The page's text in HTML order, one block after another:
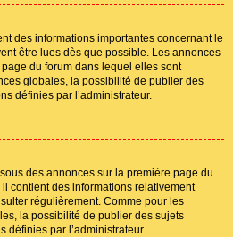
des informations importantes concernant le
être lues dès que possible. Les annonces
du forum dans lequel elles sont
globales, la possibilité de publier des
définies par l’administrateur.
des annonces sur la première page du
contient des informations relativement
régulièrement. Comme pour les
la possibilité de publier des sujets
définies par l’administrateur.